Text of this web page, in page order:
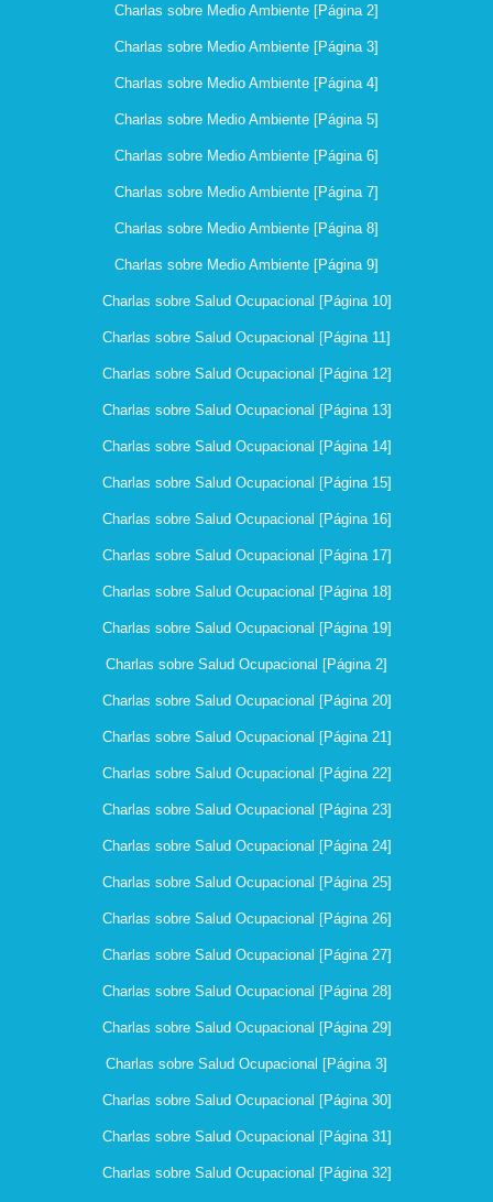
Charlas sobre Medio Ambiente [Página 2]
Charlas sobre Medio Ambiente [Página 3]
Charlas sobre Medio Ambiente [Página 4]
Charlas sobre Medio Ambiente [Página 5]
Charlas sobre Medio Ambiente [Página 6]
Charlas sobre Medio Ambiente [Página 7]
Charlas sobre Medio Ambiente [Página 8]
Charlas sobre Medio Ambiente [Página 9]
Charlas sobre Salud Ocupacional [Página 10]
Charlas sobre Salud Ocupacional [Página 11]
Charlas sobre Salud Ocupacional [Página 12]
Charlas sobre Salud Ocupacional [Página 13]
Charlas sobre Salud Ocupacional [Página 14]
Charlas sobre Salud Ocupacional [Página 15]
Charlas sobre Salud Ocupacional [Página 16]
Charlas sobre Salud Ocupacional [Página 17]
Charlas sobre Salud Ocupacional [Página 18]
Charlas sobre Salud Ocupacional [Página 19]
Charlas sobre Salud Ocupacional [Página 2]
Charlas sobre Salud Ocupacional [Página 20]
Charlas sobre Salud Ocupacional [Página 21]
Charlas sobre Salud Ocupacional [Página 22]
Charlas sobre Salud Ocupacional [Página 23]
Charlas sobre Salud Ocupacional [Página 24]
Charlas sobre Salud Ocupacional [Página 25]
Charlas sobre Salud Ocupacional [Página 26]
Charlas sobre Salud Ocupacional [Página 27]
Charlas sobre Salud Ocupacional [Página 28]
Charlas sobre Salud Ocupacional [Página 29]
Charlas sobre Salud Ocupacional [Página 3]
Charlas sobre Salud Ocupacional [Página 30]
Charlas sobre Salud Ocupacional [Página 31]
Charlas sobre Salud Ocupacional [Página 32]